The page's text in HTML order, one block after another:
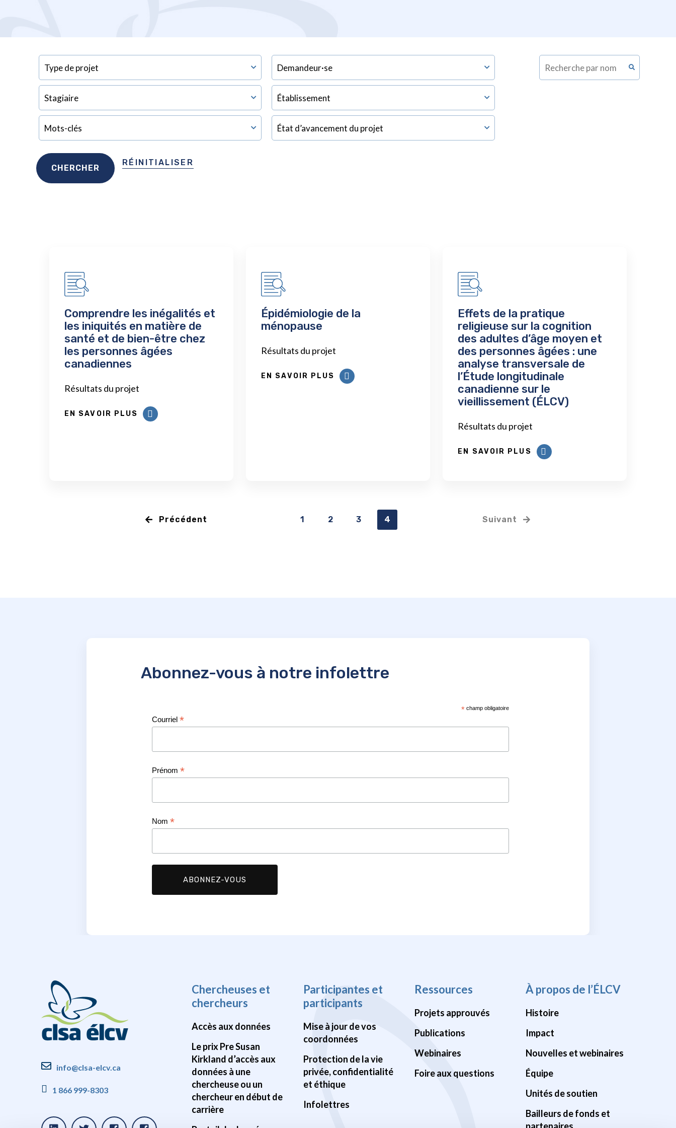
RÉINITIALISER
Comprendre les inégalités et
les iniquités en matière de
santé et de bien-être chez
les personnes âgées
canadiennes
Résultats du projet
EN SAVOIR PLUS
Épidémiologie de la
ménopause
Résultats du projet
EN SAVOIR PLUS
Effets de la pratique
religieuse sur la cognition
des adultes d’âge moyen et
des personnes âgées : une
analyse transversale de
l’Étude longitudinale
canadienne sur le
vieillissement (ÉLCV)
Résultats du projet
EN SAVOIR PLUS
Précédent 1 2 3 4 Suivant
Abonnez-vous à notre infolettre
* champ obligatoire
Courriel *
Prénom *
Nom *
info@clsa-elcv.ca
1 866 999-8303
Chercheuses et
chercheurs
Accès aux données
Le prix Pre Susan
Kirkland d’accès aux
données à une
chercheuse ou un
chercheur en début de
carrière
Participantes et
participants
Mise à jour de vos
coordonnées
Protection de la vie
privée, confidentialité
et éthique
Infolettres
Ressources
Projets approuvés
Publications
Webinaires
Foire aux questions
À propos de l’ÉLCV
Histoire
Impact
Nouvelles et webinaires
Équipe
Unités de soutien
Bailleurs de fonds et